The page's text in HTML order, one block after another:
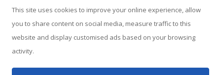
This site uses cookies to improve your online experience, allow
you to share content on social media, measure traffic to this
website and display customised ads based on your browsing
activity.